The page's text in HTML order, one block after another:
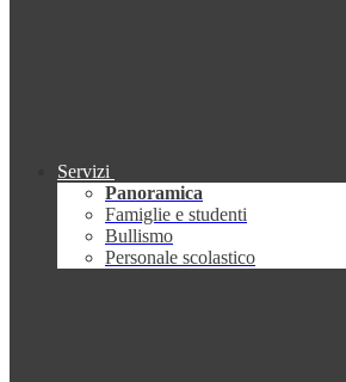
Servizi
Panoramica
Famiglie e studenti
Bullismo
Personale scolastico